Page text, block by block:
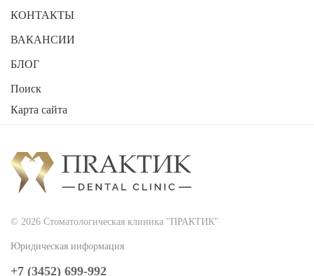
КОНТАКТЫ
ВАКАНСИИ
БЛОГ
Поиск
Карта сайта
© 2026 Стоматологическая клиника "ПРАКТИК"
Юридическая информация
+7 (3452) 699-992